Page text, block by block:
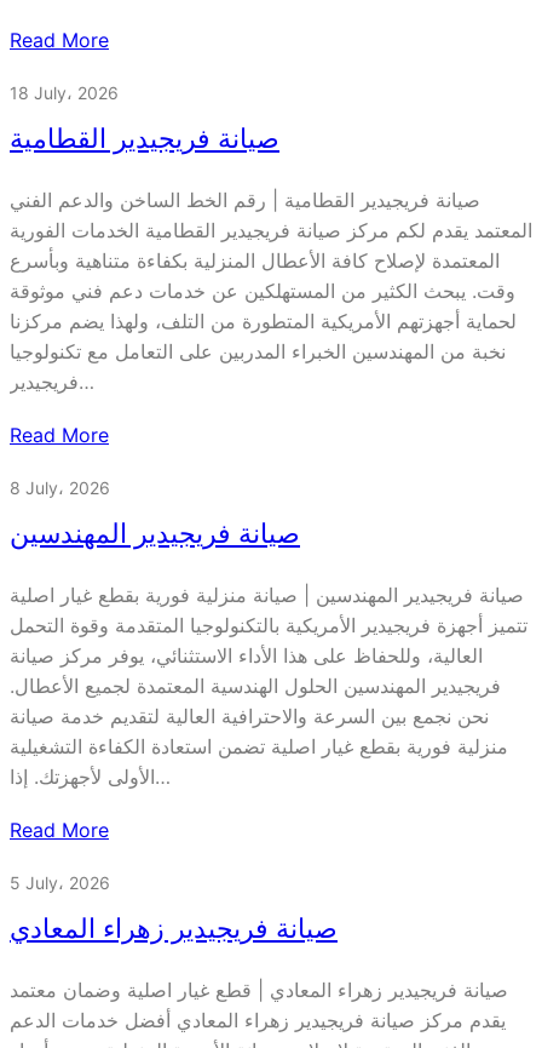
Read More
18 July، 2026
صيانة فريجيدير القطامية
صيانة فريجيدير القطامية | رقم الخط الساخن والدعم الفني
المعتمد يقدم لكم مركز صيانة فريجيدير القطامية الخدمات الفورية
المعتمدة لإصلاح كافة الأعطال المنزلية بكفاءة متناهية وبأسرع
وقت. يبحث الكثير من المستهلكين عن خدمات دعم فني موثوقة
لحماية أجهزتهم الأمريكية المتطورة من التلف، ولهذا يضم مركزنا
نخبة من المهندسين الخبراء المدربين على التعامل مع تكنولوجيا
فريجيدير…
Read More
8 July، 2026
صيانة فريجيدير المهندسين
صيانة فريجيدير المهندسين | صيانة منزلية فورية بقطع غيار اصلية
تتميز أجهزة فريجيدير الأمريكية بالتكنولوجيا المتقدمة وقوة التحمل
العالية، وللحفاظ على هذا الأداء الاستثنائي، يوفر مركز صيانة
فريجيدير المهندسين الحلول الهندسية المعتمدة لجميع الأعطال.
نحن نجمع بين السرعة والاحترافية العالية لتقديم خدمة صيانة
منزلية فورية بقطع غيار اصلية تضمن استعادة الكفاءة التشغيلية
الأولى لأجهزتك. إذا…
Read More
5 July، 2026
صيانة فريجيدير زهراء المعادي
صيانة فريجيدير زهراء المعادي | قطع غيار اصلية وضمان معتمد
يقدم مركز صيانة فريجيدير زهراء المعادي أفضل خدمات الدعم